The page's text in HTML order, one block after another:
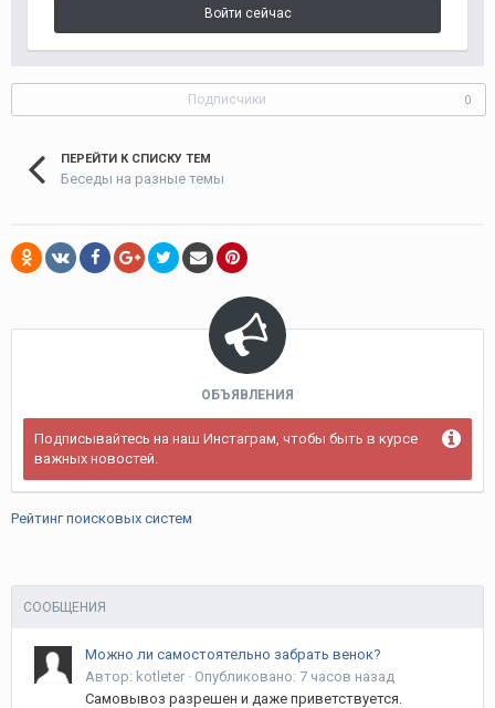
Войти сейчас
Подписчики 0
ПЕРЕЙТИ К СПИСКУ ТЕМ
Беседы на разные темы
ОБЪЯВЛЕНИЯ
Подписывайтесь на наш Инстаграм, чтобы быть в курсе
важных новостей.
Рейтинг поисковых систем
СООБЩЕНИЯ
Можно ли самостоятельно забрать венок?
Автор: kotleter · Опубликовано: 7 часов назад
Самовывоз разрешен и даже приветствуется.